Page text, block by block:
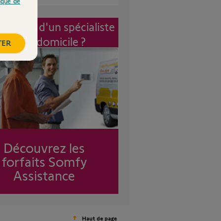
d'un spécialiste
à mon domicile ?
Découvrez les
forfaits Somfy
Assistance
Haut de page